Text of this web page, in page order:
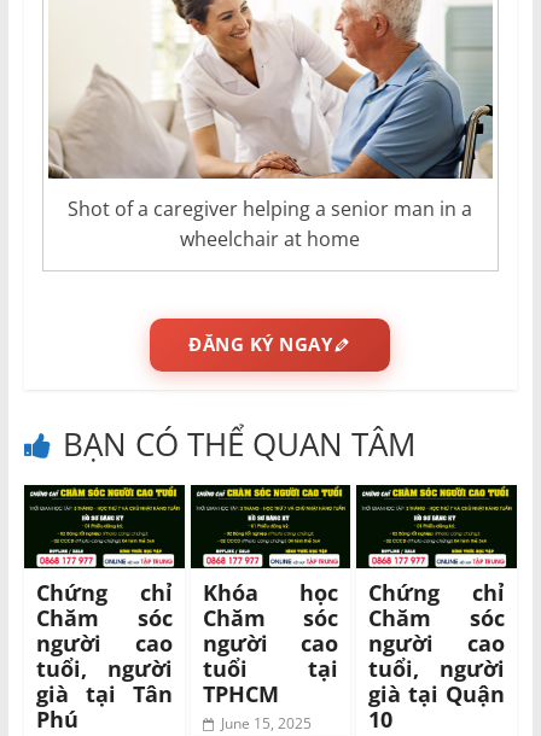
Shot of a caregiver helping a senior man in a
wheelchair at home
ĐĂNG KÝ NGAY
BẠN CÓ THỂ QUAN TÂM
Chứng chỉ
Chăm sóc
người cao
tuổi, người
già tại Tân
Phú
Khóa học
Chăm sóc
người cao
tuổi tại
TPHCM
June 15, 2025
Chứng chỉ
Chăm sóc
người cao
tuổi, người
già tại Quận
10